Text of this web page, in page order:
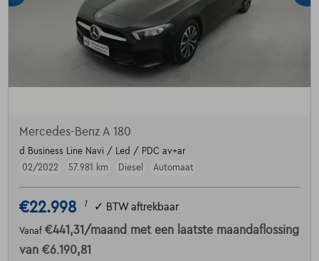
Mercedes-Benz A 180
d Business Line Navi / Led / PDC av+ar
02/2022
57.981 km Diesel Automaat
€22.998 1 ✓ BTW aftrekbaar
Vanaf €441,31 /maand met een laatste maandaflossing
van €6.190,81